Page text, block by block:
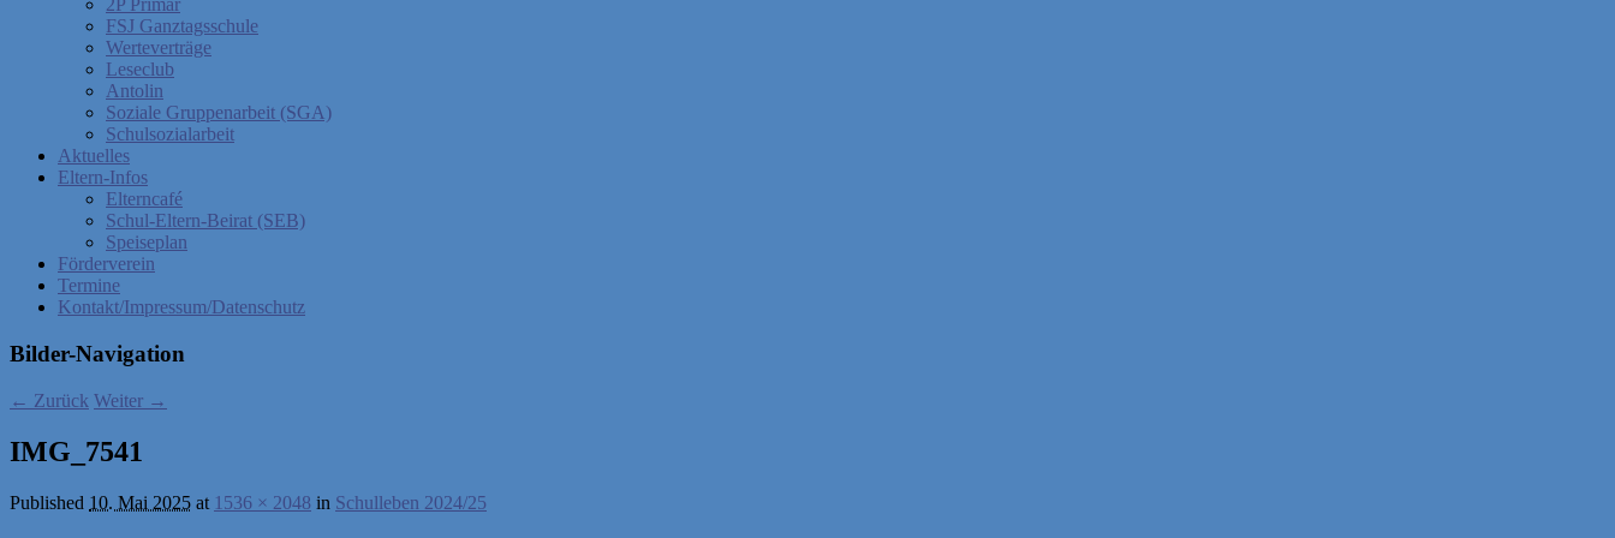
2P Primar
FSJ Ganztagsschule
Werteverträge
Leseclub
Antolin
Soziale Gruppenarbeit (SGA)
Schulsozialarbeit
Aktuelles
Eltern-Infos
Elterncafé
Schul-Eltern-Beirat (SEB)
Speiseplan
Förderverein
Termine
Kontakt/Impressum/Datenschutz
Bilder-Navigation
← Zurück Weiter →
IMG_7541
Published 10. Mai 2025 at 1536 × 2048 in Schulleben 2024/25